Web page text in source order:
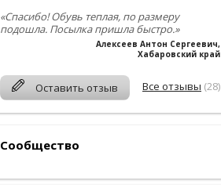
«Спасибо! Обувь теплая, по размеру
подошла. Посылка пришла быстро.»
Алексеев Антон Сергеевич,
Хабаровский край
Оставить отзыв Все отзывы (28)
Сообщество